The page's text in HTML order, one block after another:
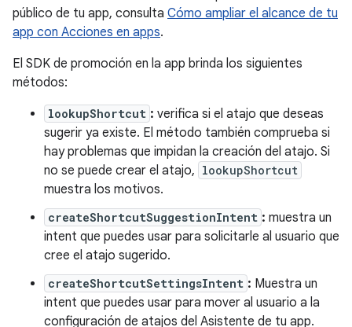
público de tu app, consulta Cómo ampliar el alcance de tu
app con Acciones en apps.
El SDK de promoción en la app brinda los siguientes
métodos:
lookupShortcut : verifica si el atajo que deseas
sugerir ya existe. El método también comprueba si
hay problemas que impidan la creación del atajo. Si
no se puede crear el atajo, lookupShortcut
muestra los motivos.
createShortcutSuggestionIntent : muestra un
intent que puedes usar para solicitarle al usuario que
cree el atajo sugerido.
createShortcutSettingsIntent : Muestra un
intent que puedes usar para mover al usuario a la
configuración de atajos del Asistente de tu app.